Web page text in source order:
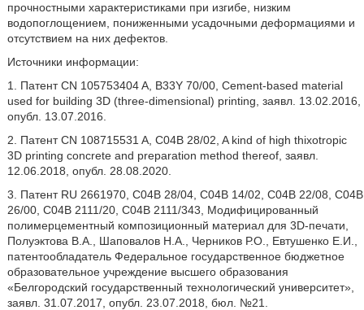
прочностными характеристиками при изгибе, низким
водопоглощением, пониженными усадочными деформациями и
отсутствием на них дефектов.
Источники информации:
1. Патент CN 105753404 A, B33Y 70/00, Cement-based material
used for building 3D (three-dimensional) printing, заявл. 13.02.2016,
опубл. 13.07.2016.
2. Патент CN 108715531 A, C04B 28/02, A kind of high thixotropic
3D printing concrete and preparation method thereof, заявл.
12.06.2018, опубл. 28.08.2020.
3. Патент RU 2661970, С04В 28/04, C04В 14/02, С04В 22/08, С04В
26/00, С04В 2111/20, С04В 2111/343, Модифицированный
полимерцементный композиционный материал для 3D-печати,
Полуэктова В.А., Шаповалов Н.А., Черников Р.О., Евтушенко Е.И.,
патентообладатель Федеральное государственное бюджетное
образовательное учреждение высшего образования
«Белгородский государственный технологический университет»,
заявл. 31.07.2017, опубл. 23.07.2018, бюл. №21.